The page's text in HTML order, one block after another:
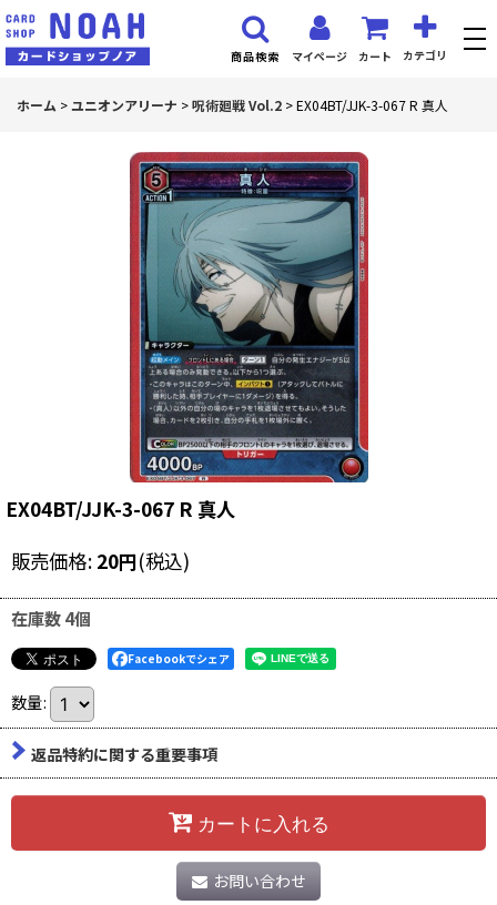
マイページ カート カテゴリ
商品検索
ホーム >ユニオンアリーナ >呪術廻戦 Vol.2 >EX04BT/JJK-3-067 R 真人
EX04BT/JJK-3-067 R 真人
販売価格: 20円(税込)
在庫数 4個
Facebookでシェア
数量:
返品特約に関する重要事項
カートに入れる
お問い合わせ